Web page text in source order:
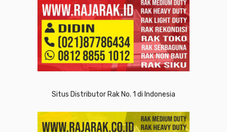
Situs Distributor Rak No. 1 di Indonesia